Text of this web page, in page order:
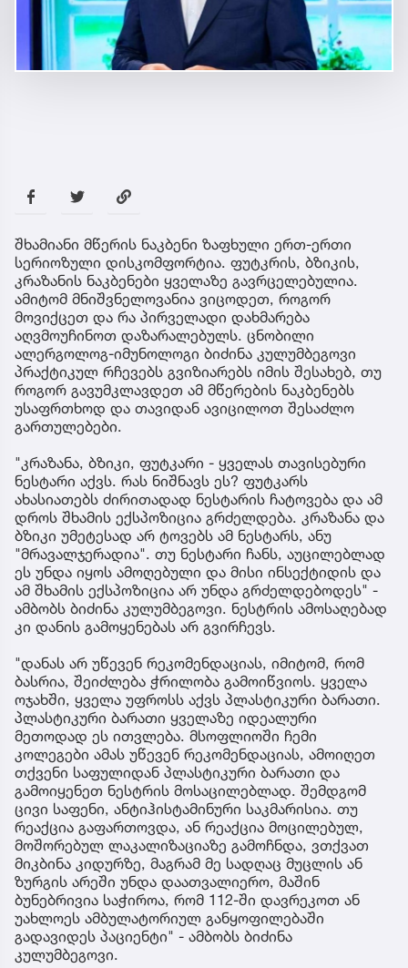
შხამიანი მწერის ნაკბენი ზაფხული ერთ-ერთი
სერიოზული დისკომფორტია. ფუტკრის, ბზიკის,
კრაზანის ნაკბენები ყველაზე გავრცელებულია.
ამიტომ მნიშვნელოვანია ვიცოდეთ, როგორ
მოვიქცეთ და რა პირველადი დახმარება
აღვმოუჩინოთ დაზარალებულს. ცნობილი
ალერგოლოგ-იმუნოლოგი ბიძინა კულუმბეგოვი
პრაქტიკულ რჩევებს გვიზიარებს იმის შესახებ, თუ
როგორ გავუმკლავდეთ ამ მწერების ნაკბენებს
უსაფრთხოდ და თავიდან ავიცილოთ შესაძლო
გართულებები.
"კრაზანა, ბზიკი, ფუტკარი - ყველას თავისებური
ნესტარი აქვს. რას ნიშნავს ეს? ფუტკარს
ახასიათებს ძირითადად ნესტარის ჩატოვება და ამ
დროს შხამის ექსპოზიცია გრძელდება. კრაზანა და
ბზიკი უმეტესად არ ტოვებს ამ ნესტარს, ანუ
"მრავალჯერადია". თუ ნესტარი ჩანს, აუცილებლად
ეს უნდა იყოს ამოღებული და მისი ინსექტიდის და
ამ შხამის ექსპოზიცია არ უნდა გრძელდებოდეს" -
ამბობს ბიძინა კულუმბეგოვი. ნესტრის ამოსაღებად
კი დანის გამოყენებას არ გვირჩევს.
"დანას არ უწევენ რეკომენდაციას, იმიტომ, რომ
ბასრია, შეიძლება ჭრილობა გამოიწვიოს. ყველა
ოჯახში, ყველა უფროსს აქვს პლასტიკური ბარათი.
პლასტიკური ბარათი ყველაზე იდეალური
მეთოდად ეს ითვლება. მსოფლიოში ჩემი
კოლეგები ამას უწევენ რეკომენდაციას, ამოიღეთ
თქვენი საფულიდან პლასტიკური ბარათი და
გამოიყენეთ ნესტრის მოსაცილებლად. შემდგომ
ცივი საფენი, ანტიჰისტამინური საკმარისია. თუ
რეაქცია გაფართოვდა, ან რეაქცია მოცილებულ,
მოშორებულ ლაკალიზაციაზე გამოჩნდა, ვთქვათ
მიკბინა კიდურზე, მაგრამ მე სადღაც მუცლის ან
ზურგის არეში უნდა დაათვალიერო, მაშინ
ბუნებრივია საჭიროა, რომ 112-ში დავრეკოთ ან
უახლოეს ამბულატორიულ განყოფილებაში
გადავიდეს პაციენტი" - ამბობს ბიძინა
კულუმბეგოვი.